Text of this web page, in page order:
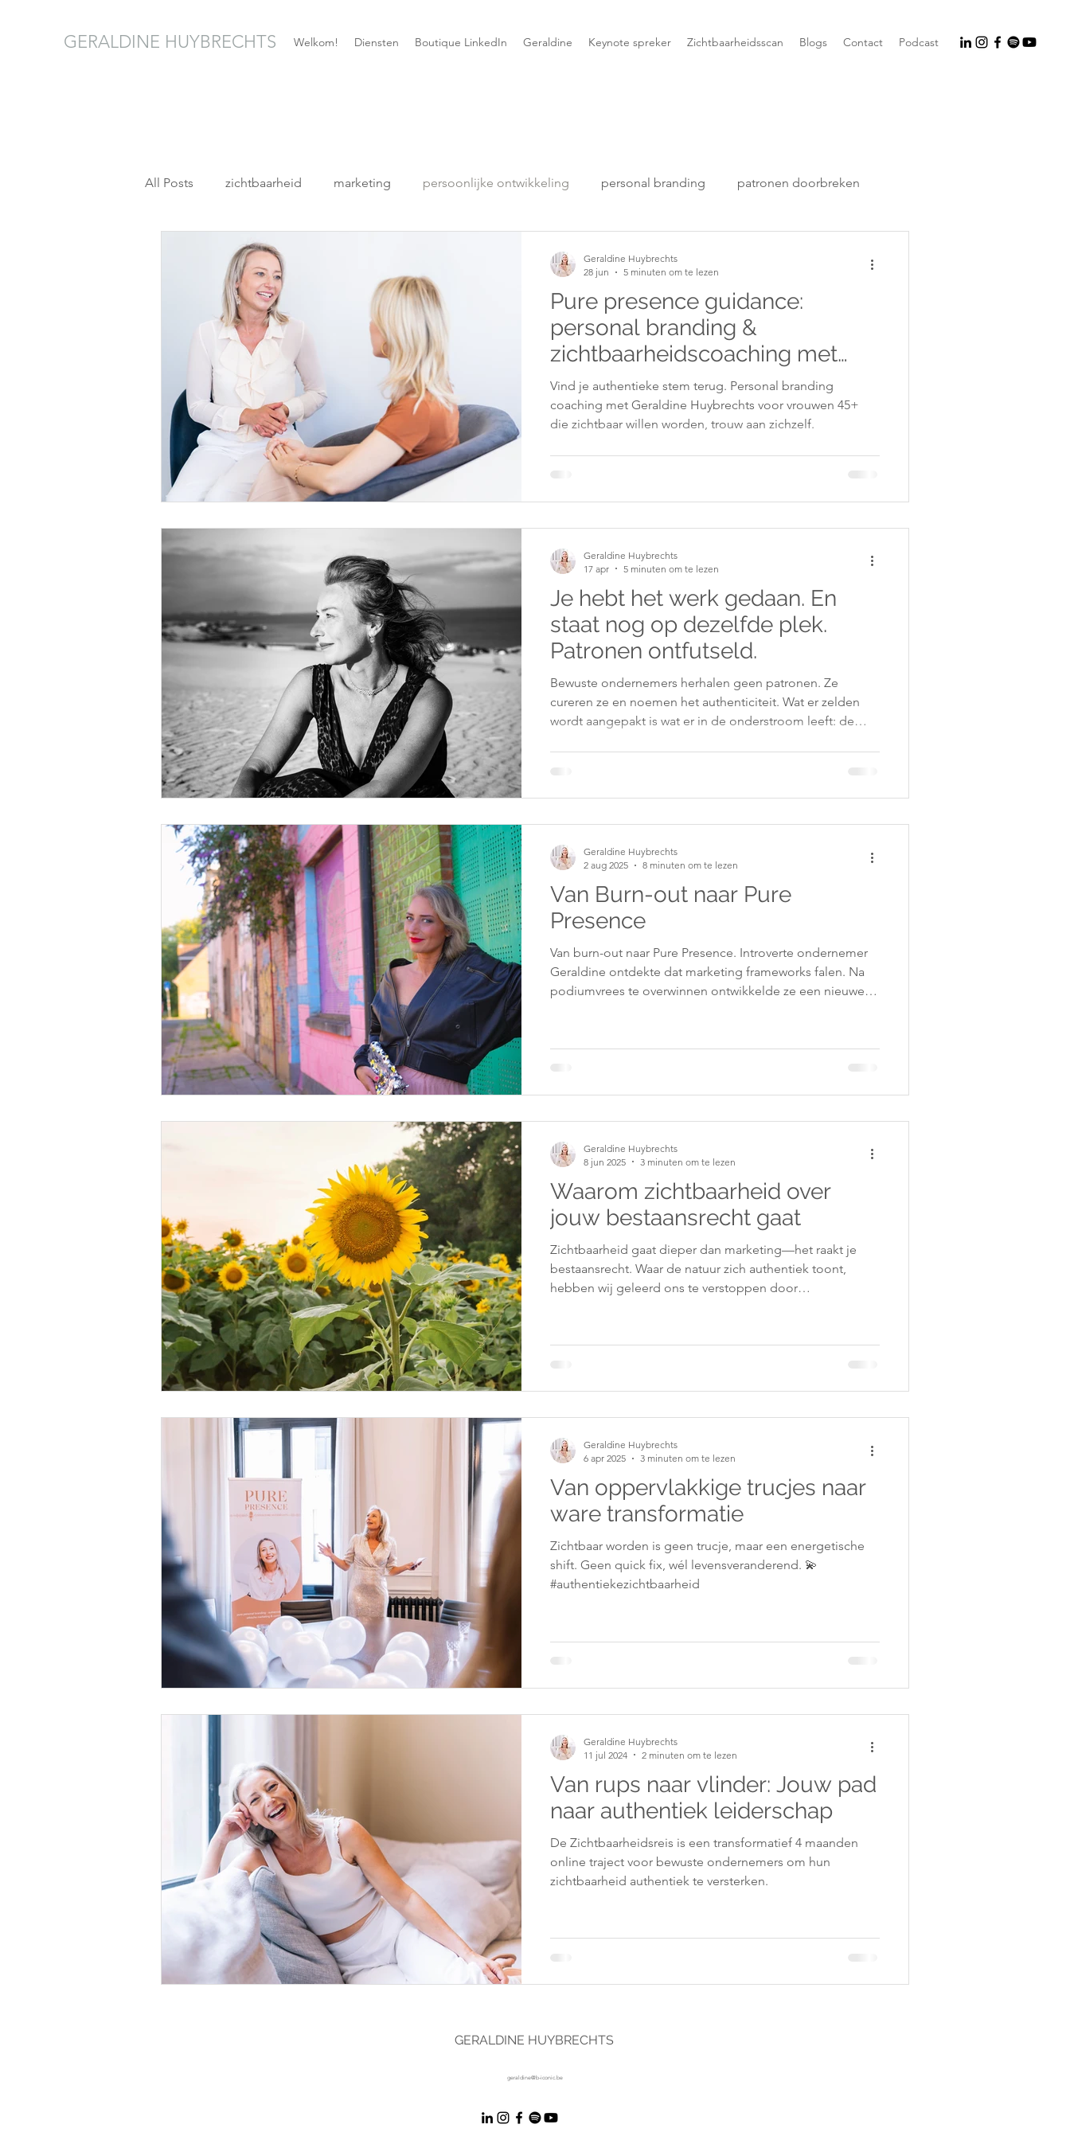
GERALDINE HUYBRECHTS Welkom! Diensten Boutique LinkedIn Geraldine Keynote spreker Zichtbaarheidsscan Blogs Contact Podcast
All Posts zichtbaarheid marketing persoonlijke ontwikkeling personal branding patronen doorbreken
Pure presence guidance:
personal branding &
zichtbaarheidscoaching met
Geraldine Huybrechts
Vind je authentieke stem terug. Personal branding
coaching met Geraldine Huybrechts voor vrouwen 45+
die zichtbaar willen worden, trouw aan zichzelf.
Geraldine Huybrechts
28 jun
5 minuten om te lezen
Je hebt het werk gedaan. En
staat nog op dezelfde plek.
Patronen ontfutseld.
Bewuste ondernemers herhalen geen patronen. Ze
cureren ze en noemen het authenticiteit. Wat er zelden
wordt aangepakt is wat er in de onderstroom leeft: de
onstabiele grond. The Pattern Breaks Here is een
Geraldine Huybrechts
17 apr
5 minuten om te lezen
Van Burn-out naar Pure
Presence
Van burn-out naar Pure Presence. Introverte ondernemer
Geraldine ontdekte dat marketing frameworks falen. Na
podiumvrees te overwinnen ontwikkelde ze een nieuwe
willen groeien zonder zich te forceren. Eigenheid als
Geraldine Huybrechts
2 aug 2025
8 minuten om te lezen
Waarom zichtbaarheid over
jouw bestaansrecht gaat
Zichtbaarheid gaat dieper dan marketing—het raakt je
bestaansrecht. Waar de natuur zich authentiek toont,
hebben wij geleerd ons te verstoppen door
plek claimen vanuit waarheid, niet ego. Jouw verhaal mag
Geraldine Huybrechts
8 jun 2025
3 minuten om te lezen
Van oppervlakkige trucjes naar
ware transformatie
Zichtbaar worden is geen trucje, maar een energetische
shift. Geen quick fix, wél levensveranderend. 💫
#authentiekezichtbaarheid
Geraldine Huybrechts
6 apr 2025
3 minuten om te lezen
Van rups naar vlinder: Jouw pad
naar authentiek leiderschap
De Zichtbaarheidsreis is een transformatief 4 maanden
online traject voor bewuste ondernemers om hun
zichtbaarheid authentiek te versterken.
Geraldine Huybrechts
11 jul 2024
2 minuten om te lezen
GERALDINE HUYBRECHTS
geraldine@b-iconic.be